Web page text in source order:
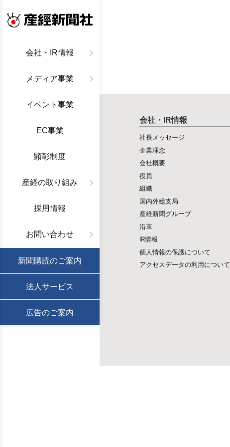
会社・IR情報
メディア事業
イベント事業
EC事業
顕彰制度
産経の取り組み
採用情報
お問い合わせ
新聞購読のご案内
法人サービス
広告のご案内
会社・IR情報
社長メッセージ
企業理念
会社概要
役員
組織
国内外総支局
産経新聞グループ
沿革
IR情報
個人情報の保護について
アクセスデータの利用について